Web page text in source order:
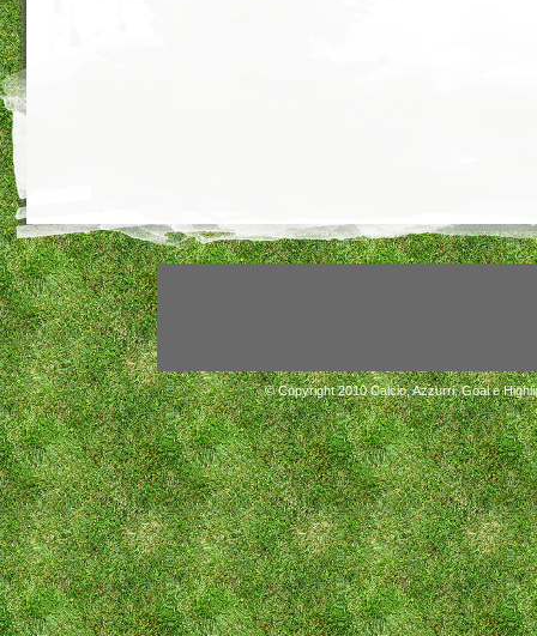
© Copyright 2010Calcio, Azzurri, Goal e